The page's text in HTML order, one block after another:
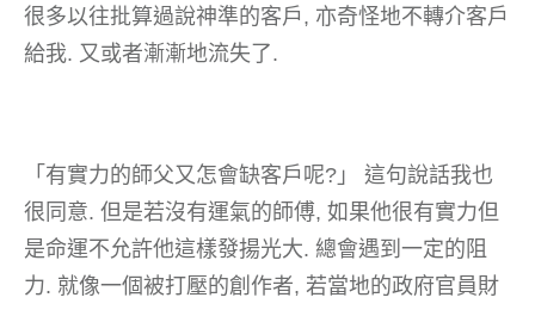
很多以往批算過說神準的客戶, 亦奇怪地不轉介客戶
給我. 又或者漸漸地流失了.
「有實力的師父又怎會缺客戶呢?」 這句說話我也
很同意. 但是若沒有運氣的師傅, 如果他很有實力但
是命運不允許他這樣發揚光大. 總會遇到一定的阻
力. 就像一個被打壓的創作者, 若當地的政府官員財